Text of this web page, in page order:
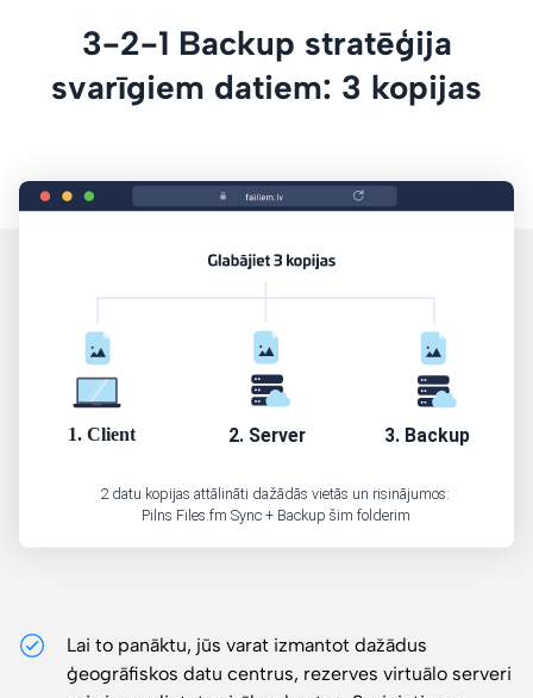
3-2-1 Backup stratēģija
svarīgiem datiem: 3 kopijas
Lai to panāktu, jūs varat izmantot dažādus
ģeogrāfiskos datu centrus, rezerves virtuālo serveri